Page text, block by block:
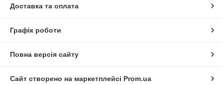
Доставка та оплата
Графік роботи
Повна версія сайту
Сайт створено на маркетплейсі Prom.ua